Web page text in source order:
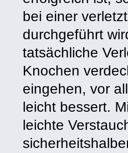
bei einer
durchgeführt
tatsächliche
Knochen
eingehen, vor
leicht bessert.
leichte